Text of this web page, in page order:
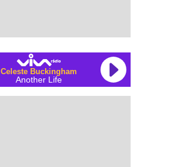
Celeste Buckingham
Another Life